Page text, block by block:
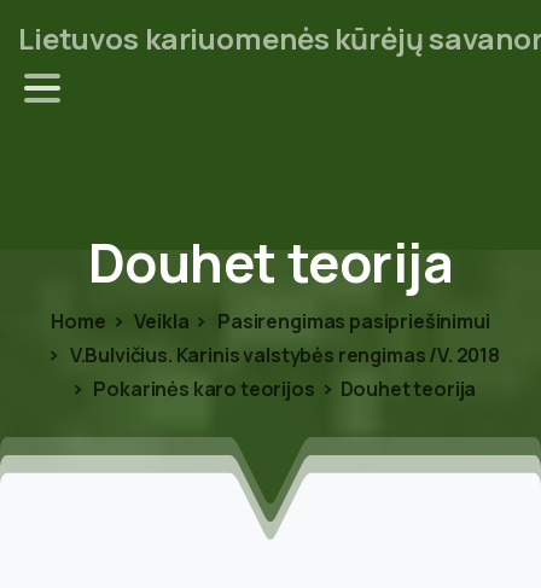
Lietuvos kariuomenės kūrėjų
Douhetteorija
Home Veikla
Pasirengimas pasipriešinimui
V.Bulvičius. Karinis valstybės rengimas /V. 2018
Pokarinės karo teorijos
Douhet teorija